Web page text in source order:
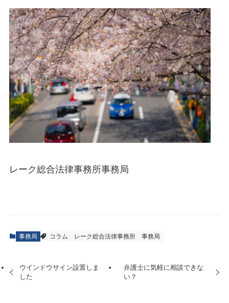
レーク総合法律事務所事務局
事務局 コラム レーク総合法律事務所 事務局
ウインドウサイン設置しま
した
弁護士に気軽に相談できな
い？